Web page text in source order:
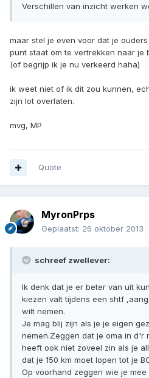
Verschillen van inzicht werken
maar stel je even voor dat je
punt staat om te vertrekken naar je
(of begrijp ik je nu verkeerd haha)
ik weet niet of ik dit zou kunnen,
zijn lot overlaten.
mvg, MP
Quote
MyronPrps
Geplaatst: 26 oktober 2013
schreef zwellever:
Ik denk dat je er beter van uit
kiezen valt tijdens een shtf
wilt nemen.
Je mag blij zijn als je je eigen
nemen.Zeggen dat je oma in d'r
heeft ook niet zoveel zin als je
dat je 150 km moet lopen tot je
Op voorhand zeggen wie je